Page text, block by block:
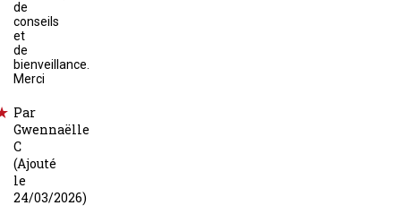
de
conseils
et
de
bienveillance.
Merci
Par
Gwennaëlle
C
(Ajouté
le
24/03/2026)